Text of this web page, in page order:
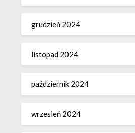
grudzień 2024
listopad 2024
październik 2024
wrzesień 2024